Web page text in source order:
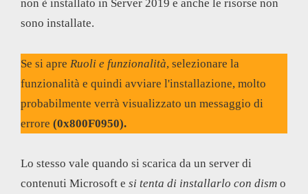
non è installato in Server 2019 e anche le risorse non
sono installate.
Se si apre Ruoli e funzionalità, selezionare la
funzionalità e quindi avviare l'installazione, molto
probabilmente verrà visualizzato un messaggio di
errore (0x800F0950).
Lo stesso vale quando si scarica da un server di
contenuti Microsoft e si tenta di installarlo con dism o